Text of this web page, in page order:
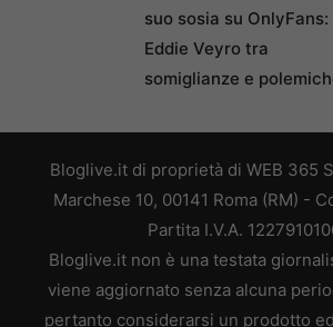
suo sosia su OnlyFans:
Eddie Veyro tra
somiglianze e
Bloglive.it di proprietà di WEB 365
Marchese 10, 00141 Roma (RM) -
Partita I.V.A.
Bloglive.it non è una testata
viene aggiornato senza alcuna
pertanto considerarsi un prodotto